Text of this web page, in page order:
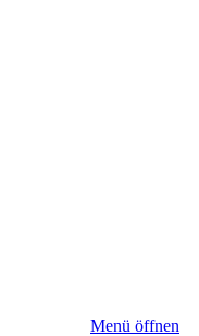
Menü öffnen